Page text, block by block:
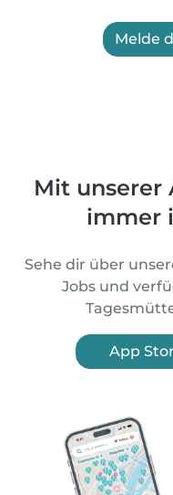
Melde
Mit unserer
immer
Sehe dir über
Jobs und
App